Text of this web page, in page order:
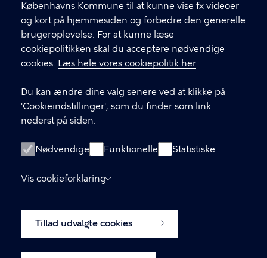
Københavns Kommune til at kunne vise fx videoer
og kort på hjemmesiden og forbedre den generelle
brugeroplevelse. For at kunne læse
cookiepolitikken skal du acceptere nødvendige
cookies. Læs hele vores cookiepolitik her
Du kan ændre dine valg senere ved at klikke på
'Cookieindstillinger', som du finder som link
nederst på siden.
Nødvendige Funktionelle Statistiske
Vis cookieforklaring
Tillad udvalgte cookies
CVR-nummer64942212
GENVEJE
Digital Post
Databeskyttelse
Tilgængelighedserklæring
Om hjemmesiden
Cookiepolitik